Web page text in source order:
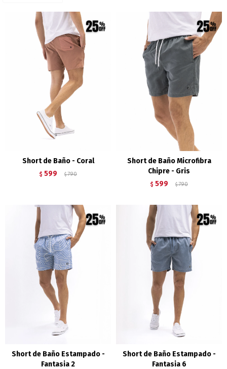
Short de Baño - Coral
$ 599 $ 790
Short de Baño Microfibra
Chipre - Gris
$ 599 $ 790
Short de Baño Estampado -
Fantasia 2
Short de Baño Estampado -
Fantasia 6